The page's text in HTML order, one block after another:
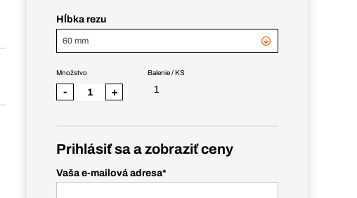
Hĺbka rezu
60 mm
Balenie / KS
1
Množstvo
- +
Prihlásiť sa a zobraziť ceny
Vaša e-mailová adresa*